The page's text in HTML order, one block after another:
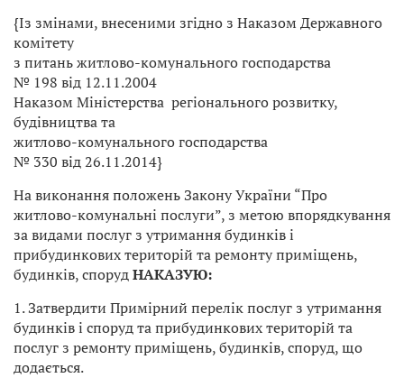
{Із змінами, внесеними згідно з Наказом Державного
комітету
з питань житлово-комунального господарства
№ 198 від 12.11.2004
Наказом Міністерства регіонального розвитку,
будівництва та
житлово-комунального господарства
№ 330 від 26.11.2014}
На виконання положень Закону України “Про
житлово-комунальні послуги”, з метою впорядкування
за видами послуг з утримання будинків і
прибудинкових територій та ремонту приміщень,
будинків, спорудНАКАЗУЮ:
1. Затвердити Примірний перелік послуг з утримання
будинків і споруд та прибудинкових територій та
послуг з ремонту приміщень, будинків, споруд, що
додається.